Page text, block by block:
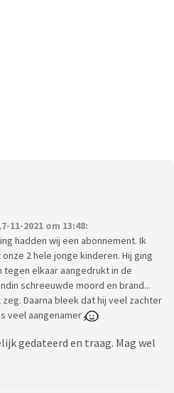
11-2021 om 13:48:
hadden wij een abonnement. Ik
2 hele jonge kinderen. Hij ging
tegen elkaar aangedrukt in de
schreeuwde moord en brand...
Daarna bleek dat hij veel zachter
veel aangenamer
gedateerd en traag. Mag wel